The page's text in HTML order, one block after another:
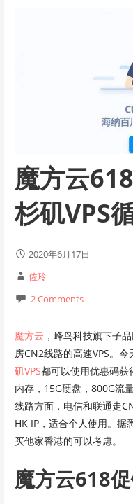
魔方云
杉矶VPS
2020年6月17日
佐玲
2 Comments
魔方云 ，峰鸟科技旗下子
房CN2线路的高速VPS。
矶VPS都可以使用优惠码获
内存，15G硬盘，800G流
线路方面，电信和联通走
HK IP，适合个人使用。据
买他家香港的可以考虑。
魔方云618